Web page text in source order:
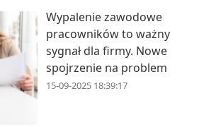
Wypalenie zawodowe
pracowników to ważny
sygnał dla firmy. Nowe
spojrzenie na problem
15-09-2025 18:39:17